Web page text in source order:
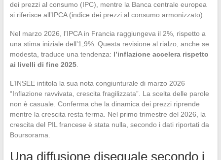
dei prezzi al consumo (IPC), mentre la Banca centrale europea
si riferisce all’IPCA (indice dei prezzi al consumo armonizzato).
Nel marzo 2026, l’IPCA in Francia raggiungeva il 2%, rispetto a
una stima iniziale dell’1,9%. Questa revisione al rialzo, anche se
modesta, traduce una tendenza: l’inflazione accelera rispetto
ai livelli di fine 2025.
L’INSEE intitola la sua nota congiunturale di marzo 2026
“Inflazione ravvivata, crescita fragilizzata”. La scelta delle parole
non è casuale. Conferma che la dinamica dei prezzi riprende
mentre la crescita resta ferma. Nel primo trimestre del 2026, la
crescita del PIL francese è stata nulla, secondo i dati riportati da
Boursorama.
Una diffusione diseguale secondo i